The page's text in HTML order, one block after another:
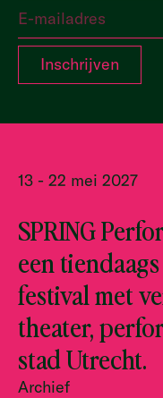
13 - 22 mei 2027
SPRING
een
festival met
theater,
stad Utrecht.
Archief